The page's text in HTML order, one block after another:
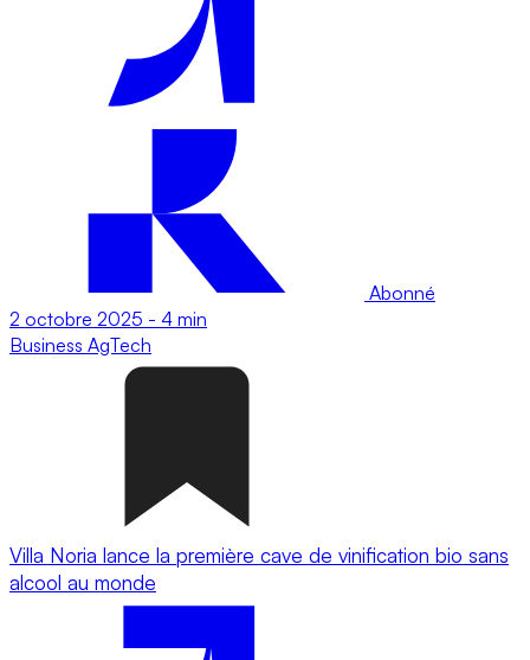
Abonné
2 octobre 2025 - 4 min
Business AgTech
Villa Noria lance la première cave de vinification bio sans
alcool au monde